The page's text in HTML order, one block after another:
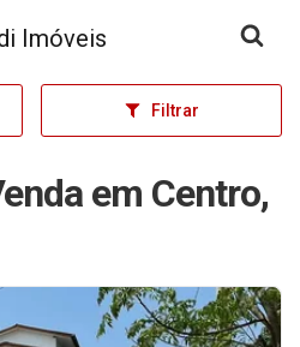
inicial
Filtrar
em Centro,